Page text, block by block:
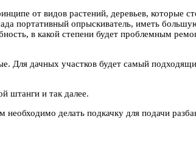
от видов растений, деревьев, которые
портативный опрыскиватель, иметь
в какой степени будет проблемным
Для дачных участков будет самый
штанги и так далее.
делать подкачку для подачи